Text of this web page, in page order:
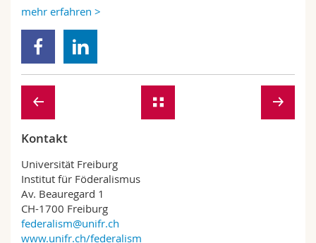
mehr erfahren >
Kontakt
Universität Freiburg
Institut für Föderalismus
Av. Beauregard 1
CH-1700 Freiburg
federalism@unifr.ch
www.unifr.ch/federalism